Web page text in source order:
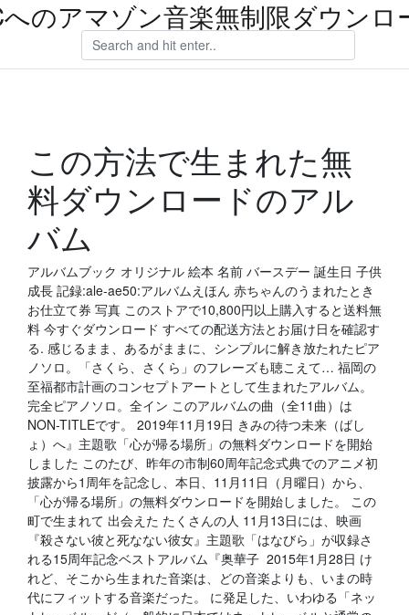
のアマゾン音楽無制限ダウンロ
この方法で生まれた無
料ダウンロードのアル
バム
アルバムブック オリジナル 絵本 名前 バースデー 誕生日 子供
成長 記録:ale-ae50:アルバムえほん 赤ちゃんのうまれたとき
お仕立て券 写真 このストアで10,800円以上購入すると送料無
料 今すぐダウンロード すべての配送方法とお届け日を確認す
る. 感じるまま、あるがままに、シンプルに解き放たれたピア
ノソロ。「さくら、さくら」のフレーズも聴こえて… 福岡の
至福都市計画のコンセプトアートとして生まれたアルバム。
完全ピアノソロ。全イン このアルバムの曲（全11曲）は
NON-TITLEです。 2019年11月19日 きみの待つ未来（ばし
ょ）へ』主題歌「心が帰る場所」の無料ダウンロードを開始
しました このたび、昨年の市制60周年記念式典でのアニメ初
披露から1周年を記念し、本日、11月11日（月曜日）から、
「心が帰る場所」の無料ダウンロードを開始しました。 この
町で生まれて 出会えた たくさんの人 11月13日には、映画
『殺さない彼と死なない彼女』主題歌「はなびら」が収録さ
れる15周年記念ベストアルバム『奥華子 2015年1月28日 け
れど、そこから生まれた音楽は、どの音楽よりも、いまの時
代にフィットする音楽だった。 に発足した、いわゆる「ネッ